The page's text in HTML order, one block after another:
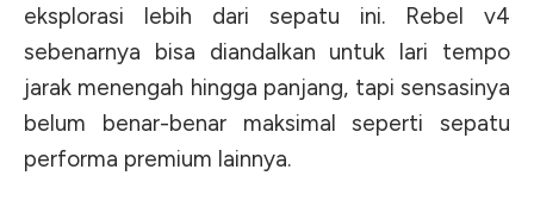
eksplorasi lebih dari sepatu ini. Rebel v4
sebenarnya bisa diandalkan untuk lari tempo
jarak menengah hingga panjang, tapi sensasinya
belum benar-benar maksimal seperti sepatu
performa premium lainnya.